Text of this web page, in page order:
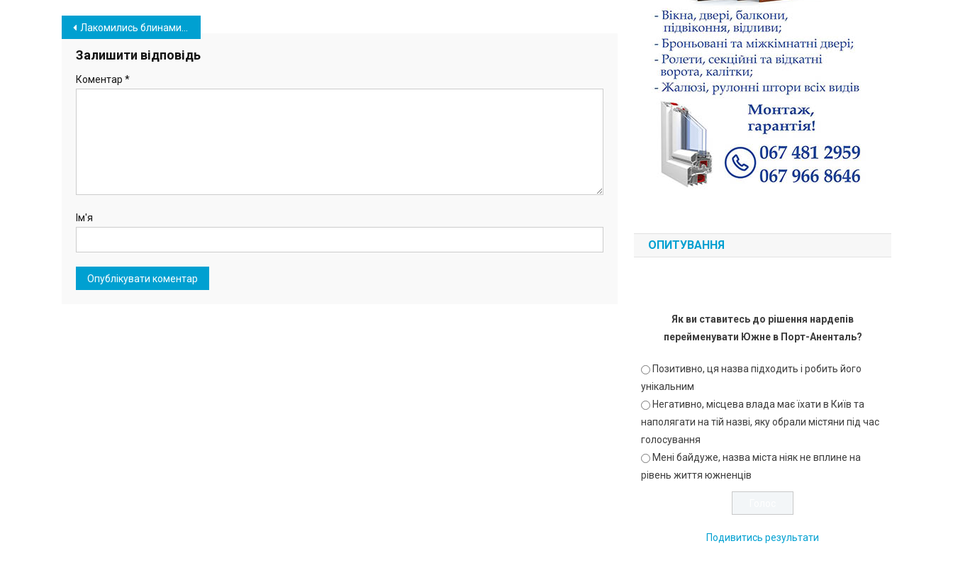
Навігація
записів
Лакомились блинами и сожгли чучело зимы: в Южном отметили Масленицу (фото, видео)
Залишити відповідь
Коментар *
Ім'я
ОПИТУВАННЯ
Як ви ставитесь до рішення нардепів
перейменувати Южне в Порт-Аненталь?
Позитивно, ця назва підходить і робить його
унікальним
Негативно, місцева влада має їхати в Київ та
наполягати на тій назві, яку обрали містяни під час
голосування
Мені байдуже, назва міста ніяк не вплине на
рівень життя южненців
Подивитись результати